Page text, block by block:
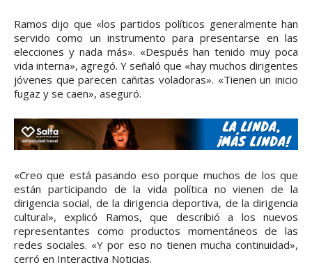
Ramos dijo que «los partidos políticos generalmente han
servido como un instrumento para presentarse en las
elecciones y nada más». «Después han tenido muy poca
vida interna», agregó. Y señaló que «hay muchos dirigentes
jóvenes que parecen cañitas voladoras». «Tienen un inicio
fugaz y se caen», aseguró.
«Creo que está pasando eso porque muchos de los que
están participando de la vida política no vienen de la
dirigencia social, de la dirigencia deportiva, de la dirigencia
cultural», explicó Ramos, que describió a los nuevos
representantes como productos momentáneos de las
redes sociales. «Y por eso no tienen mucha continuidad»,
cerró en Interactiva Noticias.